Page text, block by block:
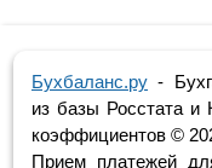
Бухбаланс.ру -
из базы Росстата и
коэффициентов ©
Прием платежей